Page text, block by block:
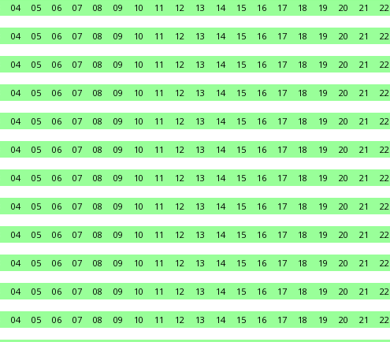
04 05 06 07 08 09 10 11 12 13 14 15 16 17 18 19 20 21 22
04 05 06 07 08 09 10 11 12 13 14 15 16 17 18 19 20 21 22
04 05 06 07 08 09 10 11 12 13 14 15 16 17 18 19 20 21 22
04 05 06 07 08 09 10 11 12 13 14 15 16 17 18 19 20 21 22
04 05 06 07 08 09 10 11 12 13 14 15 16 17 18 19 20 21 22
04 05 06 07 08 09 10 11 12 13 14 15 16 17 18 19 20 21 22
04 05 06 07 08 09 10 11 12 13 14 15 16 17 18 19 20 21 22
04 05 06 07 08 09 10 11 12 13 14 15 16 17 18 19 20 21 22
04 05 06 07 08 09 10 11 12 13 14 15 16 17 18 19 20 21 22
04 05 06 07 08 09 10 11 12 13 14 15 16 17 18 19 20 21 22
04 05 06 07 08 09 10 11 12 13 14 15 16 17 18 19 20 21 22
04 05 06 07 08 09 10 11 12 13 14 15 16 17 18 19 20 21 22